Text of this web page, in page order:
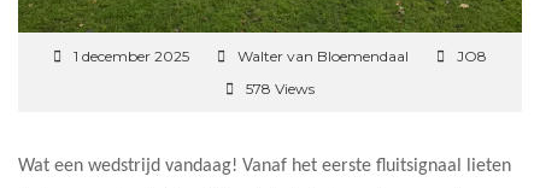
1 december 2025 Walter van Bloemendaal
JO8
578 Views
Wat een wedstrijd vandaag! Vanaf het eerste fluitsignaal lieten